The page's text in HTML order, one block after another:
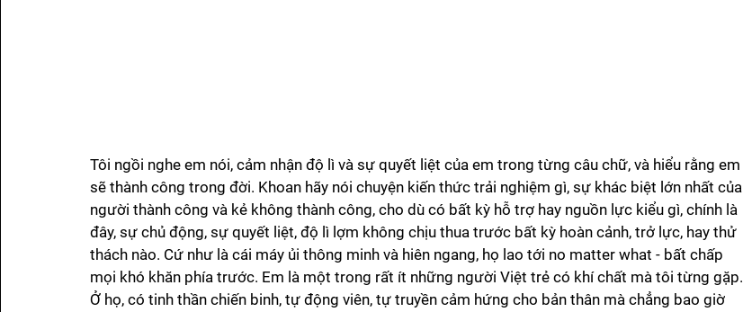
Tôi ngồi nghe em nói, cảm nhận độ lì và sự quyết liệt của em trong từng câu chữ, và hiểu rằng em
sẽ thành công trong đời. Khoan hãy nói chuyện kiến thức trải nghiệm gì, sự khác biệt lớn nhất của
người thành công và kẻ không thành công, cho dù có bất kỳ hỗ trợ hay nguồn lực kiểu gì, chính là
đây, sự chủ động, sự quyết liệt, độ lì lợm không chịu thua trước bất kỳ hoàn cảnh, trở lực, hay thử
thách nào. Cứ như là cái máy ủi thông minh và hiên ngang, họ lao tới no matter what - bất chấp
mọi khó khăn phía trước. Em là một trong rất ít những người Việt trẻ có khí chất mà tôi từng gặp.
Ở họ, có tinh thần chiến binh, tự động viên, tự truyền cảm hứng cho bản thân mà chẳng bao giờ